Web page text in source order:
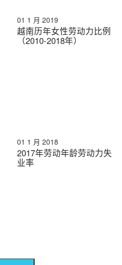
01 1 月 2019
越南历年女性劳动力比例
（2010-2018年）
01 1 月 2018
2017年劳动年龄劳动力失
业率